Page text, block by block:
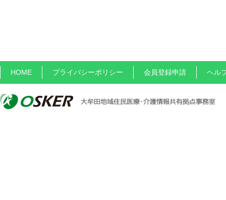
HOME プライバシーポリシー 会員登録申請 ヘル